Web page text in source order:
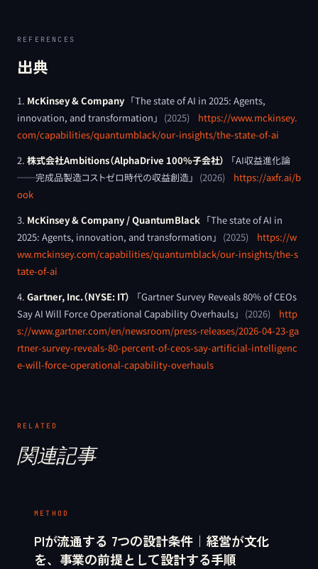
REFERENCES
出典
McKinsey & Company 「The state of AI in 2025: Agents,
innovation, and transformation 」 (2025)
https://www.mckinsey.
com/capabilities/quantumblack/our-insights/the-state-of-ai
株式会社Ambitions（AlphaDrive 100%子会社）
「AI収益進化論
──完成品製造コストゼロ時代の収益創造」 (2026)
https://axfr.ai/b
ook
McKinsey & Company / QuantumBlack 「The state of AI in
2025: Agents, innovation, and transformation 」 (2025)
https://w
ww.mckinsey.com/capabilities/quantumblack/our-insights/the-s
tate-of-ai
Gartner, Inc.（NYSE: IT）
「Gartner Survey Reveals 80% of CEOs
Say AI Will Force Operational Capability Overhauls」 (2026)
http
s://www.gartner.com/en/newsroom/press-releases/2026-04-23-ga
rtner-survey-reveals-80-percent-of-ceos-say-artificial-intelligenc
e-will-force-operational-capability-overhauls
RELATED
関連記事
METHOD
PIが流通する 7つの設計条件｜経営が文化
を、事業の前提として設計する手順